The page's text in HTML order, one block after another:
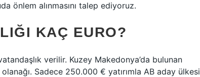
önlem alınmasını talep ediyoruz.
KAÇ EURO?
verilir. Kuzey Makedonya’da bulunan
Sadece 250.000 € yatırımla AB aday ülkesi